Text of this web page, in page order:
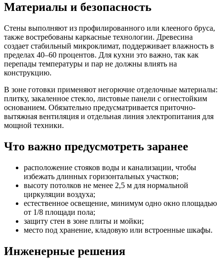
Материалы и безопасность
Стены выполняют из профилированного или клееного бруса,
также востребованы каркасные технологии. Древесина
создает стабильный микроклимат, поддерживает влажность в
пределах 40–60 процентов. Для кухни это важно, так как
перепады температуры и пар не должны влиять на
конструкцию.
В зоне готовки применяют негорючие отделочные материалы:
плитку, закаленное стекло, листовые панели с огнестойким
основанием. Обязательно предусматривается приточно-
вытяжная вентиляция и отдельная линия электропитания для
мощной техники.
Что важно предусмотреть заранее
расположение стояков воды и канализации, чтобы
избежать длинных горизонтальных участков;
высоту потолков не менее 2,5 м для нормальной
циркуляции воздуха;
естественное освещение, минимум одно окно площадью
от 1/8 площади пола;
защиту стен в зоне плиты и мойки;
место под хранение, кладовую или встроенные шкафы.
Инженерные решения